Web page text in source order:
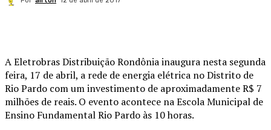
A Eletrobras Distribuição Rondônia inaugura nesta segunda
feira, 17 de abril, a rede de energia elétrica no Distrito de
Rio Pardo com um investimento de aproximadamente R$ 7
milhões de reais. O evento acontece na Escola Municipal de
Ensino Fundamental Rio Pardo às 10 horas.